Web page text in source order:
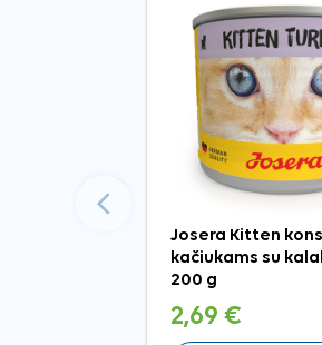
Josera Kitten
kačiukams su
200 g
2,69 €
Ankstesnis